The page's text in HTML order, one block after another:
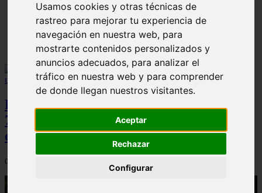
Usamos cookies y otras técnicas de
rastreo para mejorar tu experiencia de
navegación en nuestra web, para
mostrarte contenidos personalizados y
anuncios adecuados, para analizar el
tráfico en nuestra web y para comprender
de donde llegan nuestros visitantes.
Aceptar
Rechazar
Configurar
▷ Zona Azul Córdoba 《 Horarios y Tarifas 2024 》
Peugeot acelera en el mercado español:
7.062 matriculaciones y un 5,9% de cuota
en julio
06/08/2026